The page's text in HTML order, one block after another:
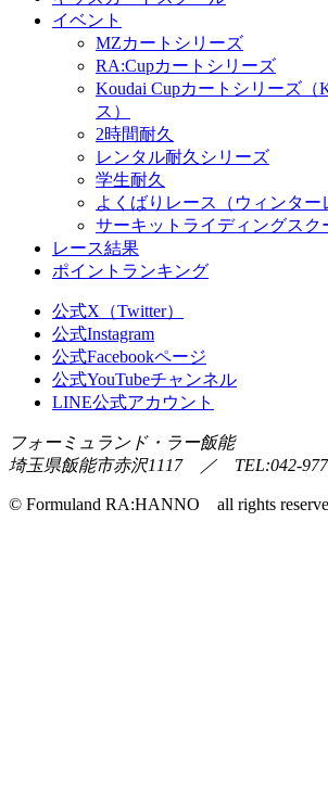
イベント
MZカートシリーズ
RA:Cupカートシリーズ
Koudai Cupカートシリーズ（
ス）
2時間耐久
レンタル耐久シリーズ
学生耐久
よくばりレース（ウィンター
サーキットライディングスク
レース結果
ポイントランキング
公式X（Twitter）
公式Instagram
公式Facebookページ
公式YouTubeチャンネル
LINE公式アカウント
フォーミュランド・ラー飯能
埼玉県飯能市赤沢1117 ／ TEL:042-
© Formuland RA:HANNO all rights